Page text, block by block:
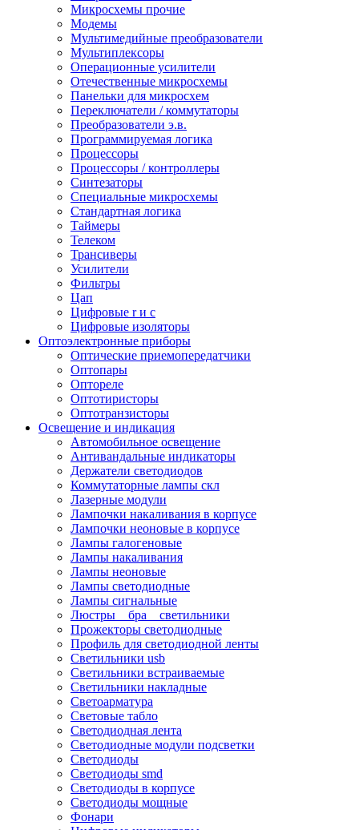
Микросхемы прочие
Модемы
Мультимедийные преобразователи
Мультиплексоры
Операционные усилители
Отечественные микросхемы
Панельки для микросхем
Переключатели / коммутаторы
Преобразователи э.в.
Программируемая логика
Процессоры
Процессоры / контроллеры
Синтезаторы
Специальные микросхемы
Стандартная логика
Таймеры
Телеком
Трансиверы
Усилители
Фильтры
Цап
Цифровые r и c
Цифровые изоляторы
Оптоэлектронные приборы
Оптические приемопередатчики
Оптопары
Оптореле
Оптотиристоры
Оптотранзисторы
Освещение и индикация
Автомобильное освещение
Антивандальные индикаторы
Держатели светодиодов
Коммутаторные лампы скл
Лазерные модули
Лампочки накаливания в корпусе
Лампочки неоновые в корпусе
Лампы галогеновые
Лампы накаливания
Лампы неоновые
Лампы светодиодные
Лампы сигнальные
Люстры _ бра _ светильники
Прожекторы светодиодные
Профиль для светодиодной ленты
Светильники usb
Светильники встраиваемые
Светильники накладные
Светоарматура
Световые табло
Светодиодная лента
Светодиодные модули подсветки
Светодиоды
Светодиоды smd
Светодиоды в корпусе
Светодиоды мощные
Фонари